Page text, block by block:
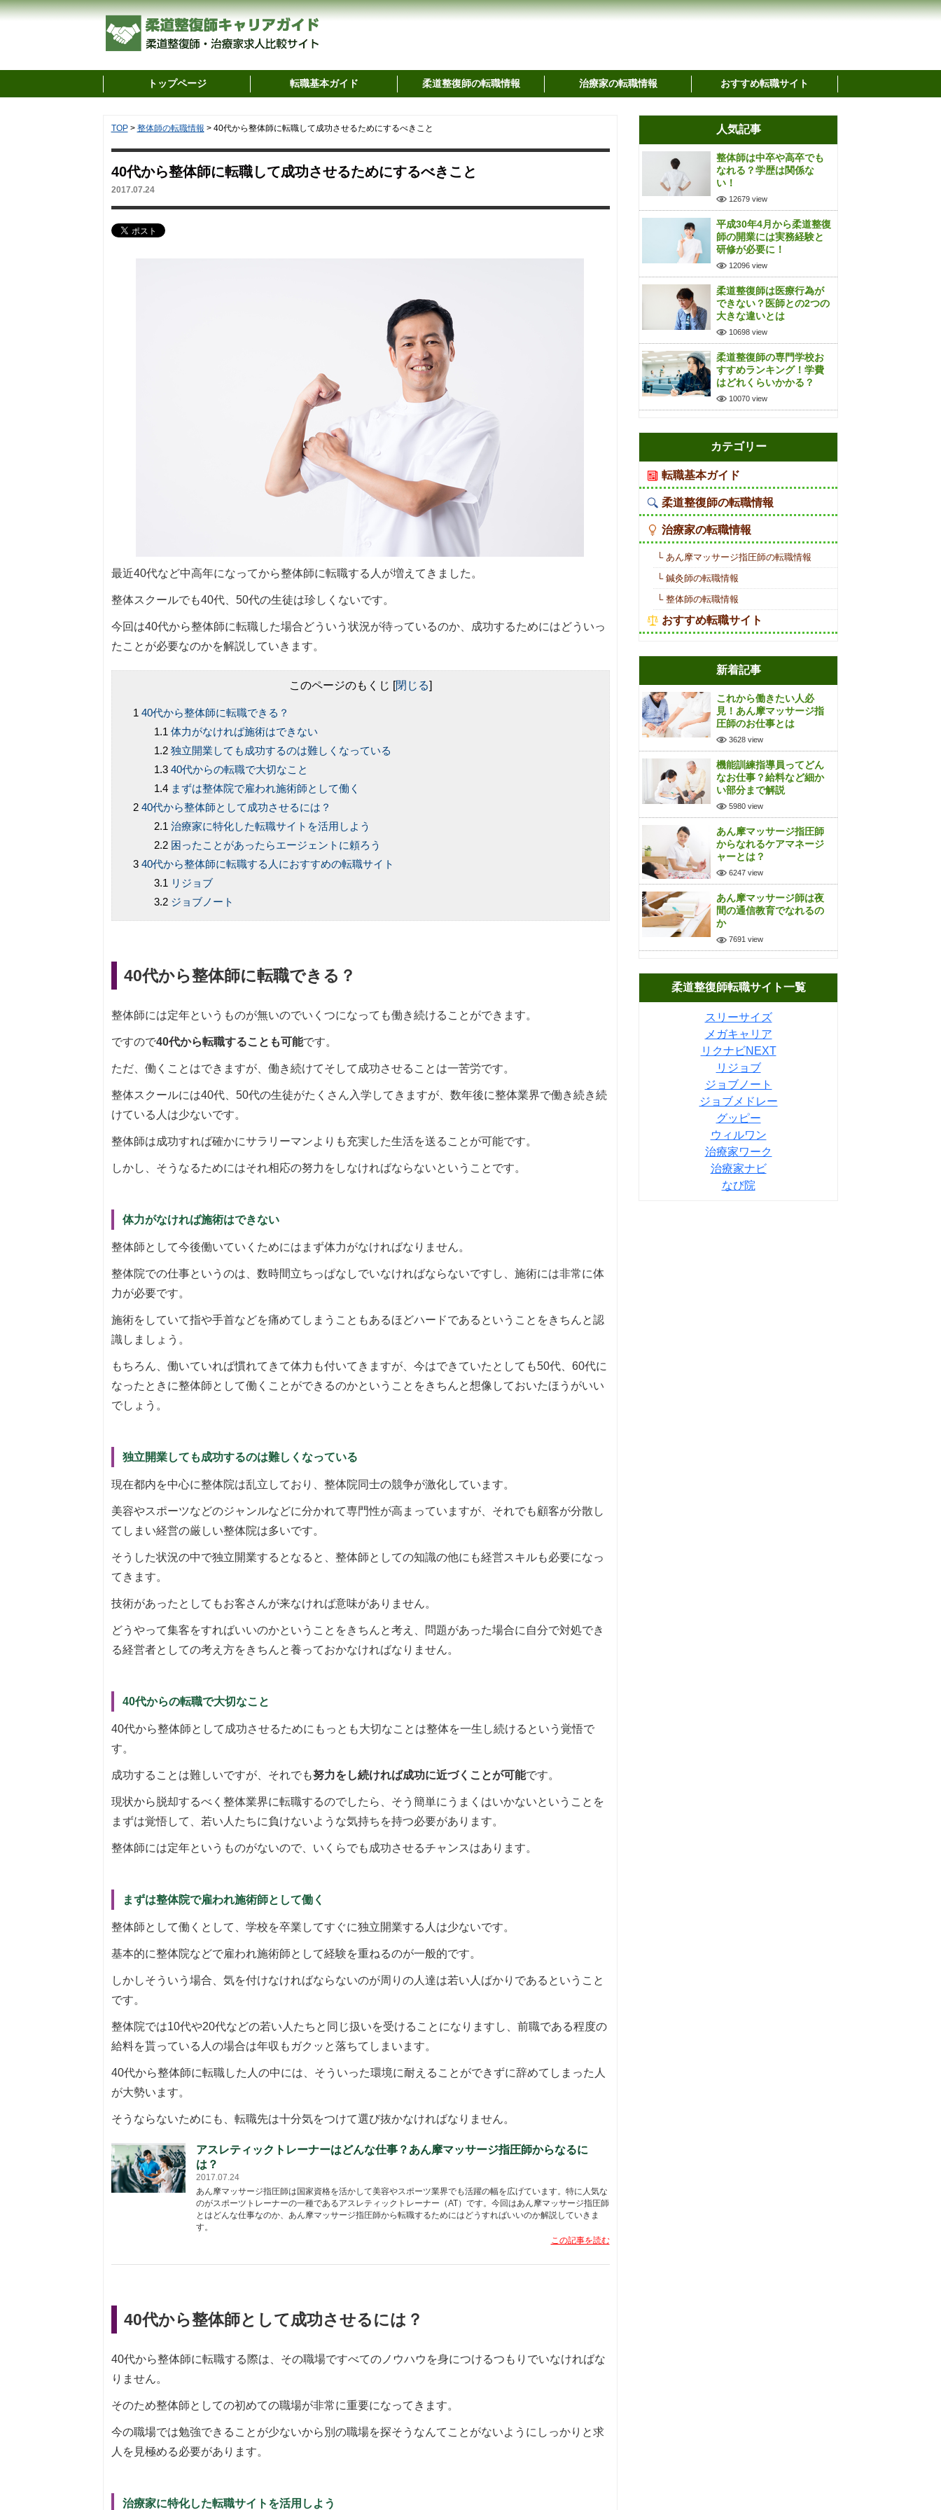
トップページ 転職基本ガイド 柔道整復師の転職情報 治療家の転職情報 おすすめ転職サイト
TOP> 整体師の転職情報 > 40代から整体師に転職して成功させるためにするべきこと
40代から整体師に転職して成功させるためにするべきこと
2017.07.24
最近40代など中高年になってから整体師に転職する人が増えてきました。
整体スクールでも40代、50代の生徒は珍しくないです。
今回は40代から整体師に転職した場合どういう状況が待っているのか、成功するためにはどういっ
たことが必要なのかを解説していきます。
このページのもくじ [閉じる]
40代から整体師に転職できる？
体力がなければ施術はできない
独立開業しても成功するのは難しくなっている
40代からの転職で大切なこと
まずは整体院で雇われ施術師として働く
40代から整体師として成功させるには？
治療家に特化した転職サイトを活用しよう
困ったことがあったらエージェントに頼ろう
40代から整体師に転職する人におすすめの転職サイト
リジョブ
ジョブノート
40代から整体師に転職できる？
整体師には定年というものが無いのでいくつになっても働き続けることができます。
ですので40代から転職することも可能です。
ただ、働くことはできますが、働き続けてそして成功させることは一苦労です。
整体スクールには40代、50代の生徒がたくさん入学してきますが、数年後に整体業界で働き続き続
けている人は少ないです。
整体師は成功すれば確かにサラリーマンよりも充実した生活を送ることが可能です。
しかし、そうなるためにはそれ相応の努力をしなければならないということです。
体力がなければ施術はできない
整体師として今後働いていくためにはまず体力がなければなりません。
整体院での仕事というのは、数時間立ちっぱなしでいなければならないですし、施術には非常に体
力が必要です。
施術をしていて指や手首などを痛めてしまうこともあるほどハードであるということをきちんと認
識しましょう。
もちろん、働いていれば慣れてきて体力も付いてきますが、今はできていたとしても50代、60代に
なったときに整体師として働くことができるのかということをきちんと想像しておいたほうがいい
でしょう。
独立開業しても成功するのは難しくなっている
現在都内を中心に整体院は乱立しており、整体院同士の競争が激化しています。
美容やスポーツなどのジャンルなどに分かれて専門性が高まっていますが、それでも顧客が分散し
てしまい経営の厳しい整体院は多いです。
そうした状況の中で独立開業するとなると、整体師としての知識の他にも経営スキルも必要になっ
てきます。
技術があったとしてもお客さんが来なければ意味がありません。
どうやって集客をすればいいのかということをきちんと考え、問題があった場合に自分で対処でき
る経営者としての考え方をきちんと養っておかなければなりません。
40代からの転職で大切なこと
40代から整体師として成功させるためにもっとも大切なことは整体を一生し続けるという覚悟で
す。
成功することは難しいですが、それでも努力をし続ければ成功に近づくことが可能です。
現状から脱却するべく整体業界に転職するのでしたら、そう簡単にうまくはいかないということを
まずは覚悟して、若い人たちに負けないような気持ちを持つ必要があります。
整体師には定年というものがないので、いくらでも成功させるチャンスはあります。
まずは整体院で雇われ施術師として働く
整体師として働くとして、学校を卒業してすぐに独立開業する人は少ないです。
基本的に整体院などで雇われ施術師として経験を重ねるのが一般的です。
しかしそういう場合、気を付けなければならないのが周りの人達は若い人ばかりであるということ
です。
整体院では10代や20代などの若い人たちと同じ扱いを受けることになりますし、前職である程度の
給料を貰っている人の場合は年収もガクッと落ちてしまいます。
40代から整体師に転職した人の中には、そういった環境に耐えることができずに辞めてしまった人
が大勢います。
そうならないためにも、転職先は十分気をつけて選び抜かなければなりません。
アスレティックトレーナーはどんな仕事？あん摩マッサージ指圧師からなるに
は？
2017.07.24
あん摩マッサージ指圧師は国家資格を活かして美容やスポーツ業界でも活躍の幅を広げています。特に人気な
のがスポーツトレーナーの一種であるアスレティックトレーナー（AT）です。今回はあん摩マッサージ指圧師
とはどんな仕事なのか、あん摩マッサージ指圧師から転職するためにはどうすればいいのか解説していきま
す。
この記事を読む
40代から整体師として成功させるには？
40代から整体師に転職する際は、その職場ですべてのノウハウを身につけるつもりでいなければな
りません。
そのため整体師としての初めての職場が非常に重要になってきます。
今の職場では勉強できることが少ないから別の職場を探そうなんてことがないようにしっかりと求
人を見極める必要があります。
治療家に特化した転職サイトを活用しよう
人気記事
整体師は中卒や高卒でも
なれる？学歴は関係な
い！
12679 view
平成30年4月から柔道整復
師の開業には実務経験と
研修が必要に！
12096 view
柔道整復師は医療行為が
できない？医師との2つの
大きな違いとは
10698 view
柔道整復師の専門学校お
すすめランキング！学費
はどれくらいかかる？
10070 view
カテゴリー
転職基本ガイド
柔道整復師の転職情報
治療家の転職情報
└ あん摩マッサージ指圧師の転職情報
└ 鍼灸師の転職情報
└ 整体師の転職情報
おすすめ転職サイト
新着記事
これから働きたい人必
見！あん摩マッサージ指
圧師のお仕事とは
3628 view
機能訓練指導員ってどん
なお仕事？給料など細か
い部分まで解説
5980 view
あん摩マッサージ指圧師
からなれるケアマネージ
ャーとは？
6247 view
あん摩マッサージ師は夜
間の通信教育でなれるの
か
7691 view
柔道整復師転職サイト一覧
スリーサイズ
メガキャリア
リクナビNEXT
リジョブ
ジョブノート
ジョブメドレー
グッピー
ウィルワン
治療家ワーク
治療家ナビ
なび院